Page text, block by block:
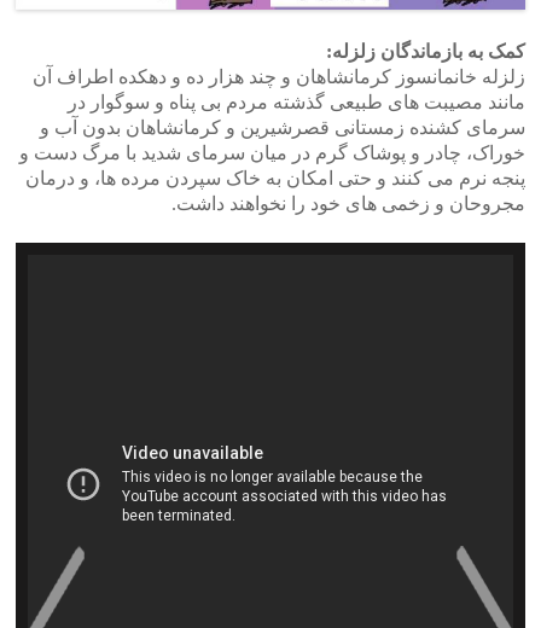
کمک به بازماندگان زلزله:
زلزله خانمانسوز کرمانشاهان و چند هزار ده و دهکده اطراف آن
مانند مصیبت های طبیعی گذشته مردم بی پناه و سوگوار در
سرمای کشنده زمستانی قصرشیرین و کرمانشاهان بدون آب و
خوراک، چادر و پوشاک گرم در میان سرمای شدید با مرگ دست و
پنجه نرم می کنند و حتی امکان به خاک سپردن مرده ها، و درمان
مجروحان و زخمی های خود را نخواهند داشت.